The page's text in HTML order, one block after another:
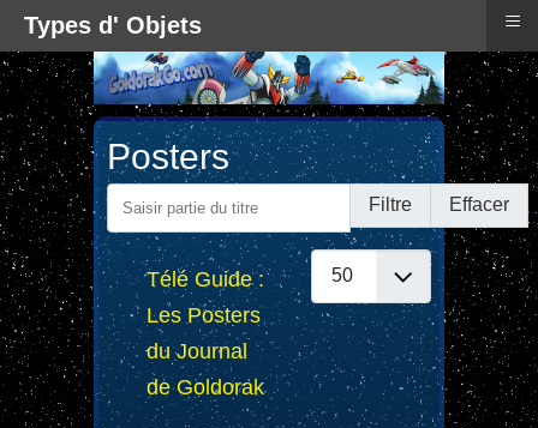
Posters
Saisir partie du titre Filtre Effacer
Télé Guide :
Les Posters
du Journal
de Goldorak
Types d' Objets ≡